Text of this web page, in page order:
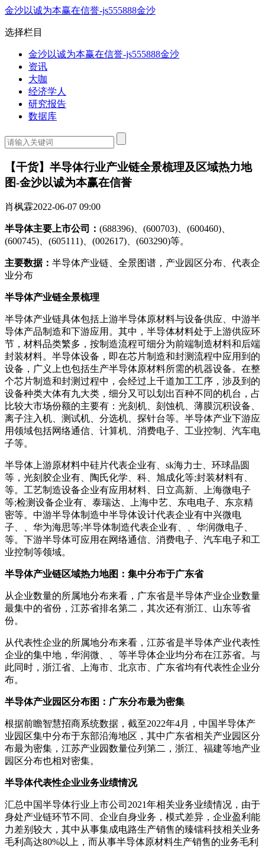
金沙以诚为本赢在信誉-js555888金沙
选择栏目
金沙以诚为本赢在信誉-js555888金沙
资讯
大咖
经济学人
研究报告
数据库
【干货】半导体行业产业链全景梳理及区域热力地
图-金沙以诚为本赢在信誉
肖枫霖2022-06-07 09:00
半导体主要上市公司： (688396)、(600703)、(600460)、
(600745)、(605111)、(002617)、(603290)等。
主要数据： 半导体产业链、全景图谱，产业园区分布、代表企
业分布
半导体产业链全景梳理
半导体产业链具体包括上游半导体原材料与设备供应、中游半
导体产品制造和下游应用。其中，半导体材料处于上游供应环
节，材料品类繁多，按制造流程可细分为前端制造材料和后端
封装材料。半导体设备，即在芯片制造和封测流程中应用到的
设备，广义上也包括生产半导体原材料所需的机器设备。在整
个芯片制造和封测过程中，会经过上千道加工工序，涉及到的
设备种类大体有九大类，细分又可以划出百种不同的机台，占
比较大市场份额的主要有：光刻机、刻蚀机、薄膜沉积设备、
离子注入机、测试机、分选机、探针台等。半导体产业下游应
用领域包括网络通信、计算机、消费电子、工业控制、汽车电
子等。
半导体上游原材料中硅片代表企业有、sk海力士、环球晶圆
等，光刻胶企业有、陶氏化学、科、旭成化等;封装材料有、
等。工艺制造设备企业有应用材料、日立高新、上海微电子
等;检测设备企业有、泰瑞达、上海中艺、东电电子、东京精
密等。中游半导体制造中半导体设计代表企业有中兴微电
子、、华为海思等;半导体制造代表企业有、、华润微电子、
等。下游半导体可应用在网络通信、消费电子、汽车电子和工
业控制等领域。
半导体产业链区域热力地图：集中分布于广东省
从企业数量的所属地分布来看，广东省是半导体产业企业数量
最集中的省份，江苏省排名第二，其次还有浙江、山东等省
份。
从代表性企业的所属地分布来看，江苏省是半导体产业代表性
企业的集中地，华润微、、等半导体企业均分布在江苏省。与
此同时，浙江省、上海市、北京市、广东省均有代表性企业分
布。
半导体产业园区分布图：广东分布最为密集
根据前瞻智慧招商系统数据，截至2022年4月，中国半导体产
业园区集中分布于东部沿海地区，其中广东省相关产业园区分
布最为密集，江苏产业园数量位列第二，浙江、福建等地产业
园区分布也相对密集。
半导体代表性企业业务业绩情况
汇总中国半导体行业上市公司2021年相关业务业绩情况，由于
身处产业链环节不同、企业自身业务，模式差异，企业盈利能
力差别较大，其中从事集成电路生产销售的臻镭科技相关业务
毛利高达80%以上，而从事半导体原材料生产销售的业务毛利